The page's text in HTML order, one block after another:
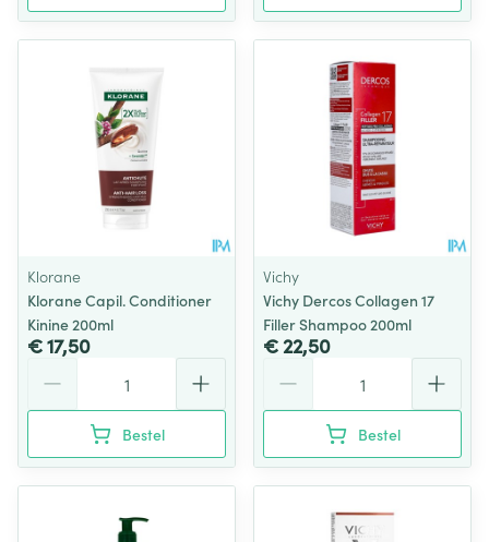
Klorane
Klorane Capil. Conditioner
Kinine 200ml
€ 17,50
Bestel
Vichy
Vichy Dercos Collagen 17
Filler Shampoo 200ml
€ 22,50
Bestel